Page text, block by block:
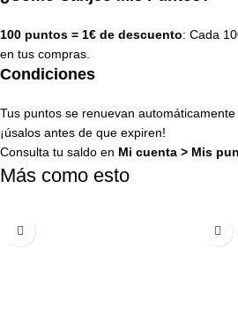
100 puntos = 1€ de descuento: Cada
en tus compras.
Condiciones
Tus puntos se renuevan
¡úsalos antes de que expiren!
Consulta tu saldo en Mi cuenta > Mis
Más como esto